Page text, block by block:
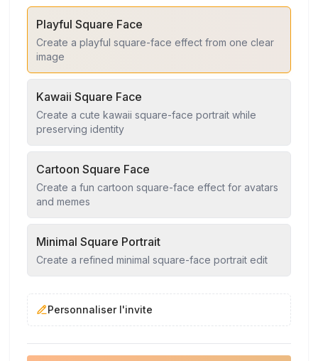
Playful Square Face
Create a playful square-face effect from one clear
image
Kawaii Square Face
Create a cute kawaii square-face portrait while
preserving identity
Cartoon Square Face
Create a fun cartoon square-face effect for avatars
and memes
Minimal Square Portrait
Create a refined minimal square-face portrait edit
Personnaliser l'invite